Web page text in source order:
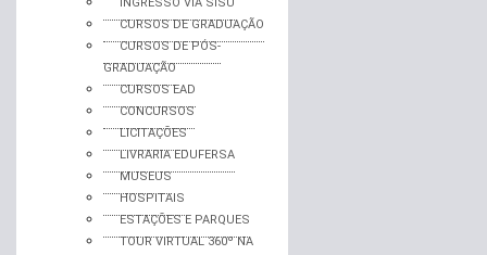
CURSOS DE GRADUAÇÃO
CURSOS DE PÓS-
GRADUAÇÃO
CURSOS EAD
CONCURSOS
LICITAÇÕES
LIVRARIA EDUFERSA
MUSEUS
HOSPITAIS
ESTAÇÕES E PARQUES
TOUR VIRTUAL 360º NA